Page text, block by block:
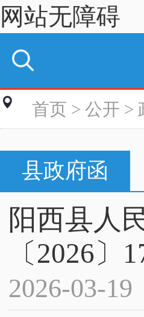
网站无障碍
首页 >公开 >
县政府函
阳西县人
〔2026〕
2026-03-19